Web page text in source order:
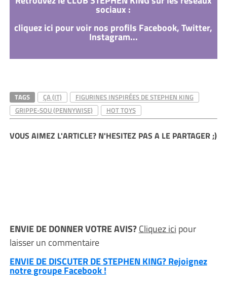
sociaux :
cliquez ici pour voir nos profils Facebook, Twitter,
Instagram...
TAGS ÇA (IT)
FIGURINES INSPIRÉES DE STEPHEN KING
GRIPPE-SOU (PENNYWISE)
HOT TOYS
VOUS AIMEZ L'ARTICLE? N'HESITEZ PAS A LE PARTAGER ;)
ENVIE DE DONNER VOTRE AVIS?Cliquez ici pour
laisser un commentaire
ENVIE DE DISCUTER DE STEPHEN KING? Rejoignez
notre groupe Facebook !